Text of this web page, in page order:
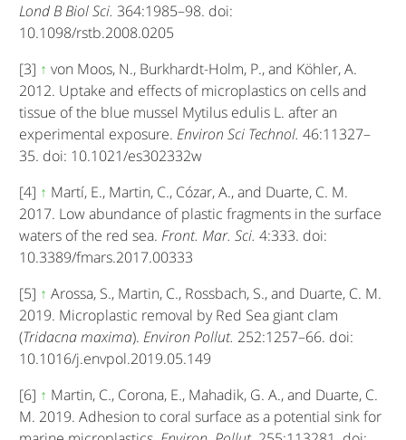
Lond B Biol Sci. 364:1985–98. doi:
10.1098/rstb.2008.0205
[3] ↑ von Moos, N., Burkhardt-Holm, P., and Köhler, A.
2012. Uptake and effects of microplastics on cells and
tissue of the blue mussel Mytilus edulis L. after an
experimental exposure.Environ Sci Technol. 46:11327–
35. doi: 10.1021/es302332w
[4] ↑ Martí, E., Martin, C., Cózar, A., and Duarte, C. M.
2017. Low abundance of plastic fragments in the surface
waters of the red sea.Front. Mar. Sci. 4:333. doi:
10.3389/fmars.2017.00333
[5] ↑ Arossa, S., Martin, C., Rossbach, S., and Duarte, C. M.
2019. Microplastic removal by Red Sea giant clam
(Tridacna maxima).Environ Pollut. 252:1257–66. doi:
10.1016/j.envpol.2019.05.149
[6] ↑ Martin, C., Corona, E., Mahadik, G. A., and Duarte, C.
M. 2019. Adhesion to coral surface as a potential sink for